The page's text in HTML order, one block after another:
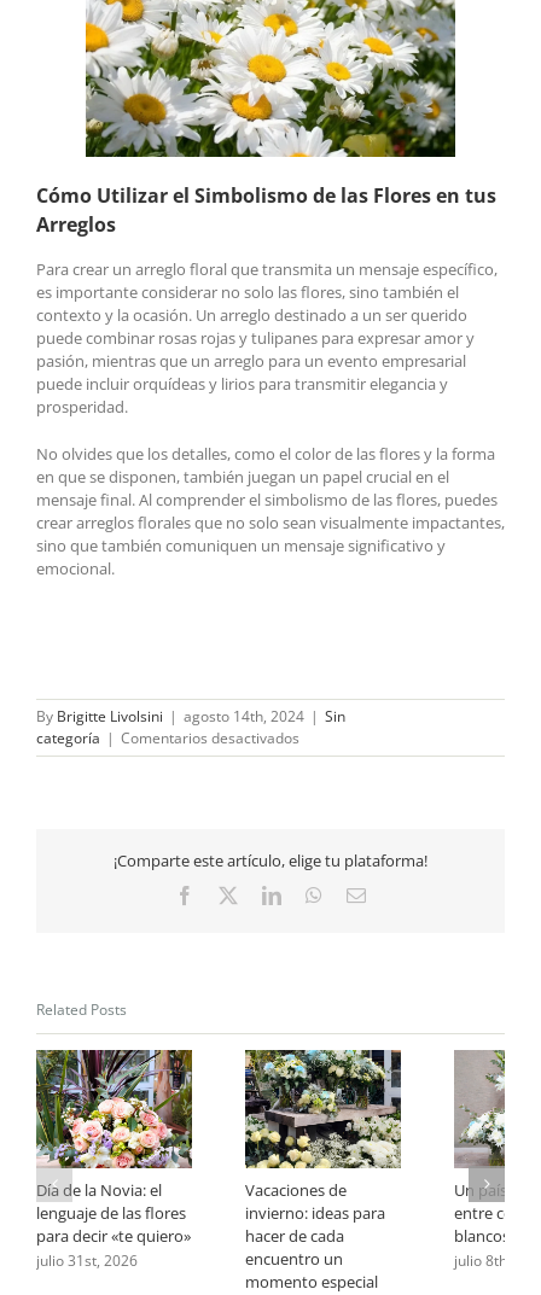
Cómo Utilizar el Simbolismo de las Flores en tus
Arreglos
Para crear un arreglo floral que transmita un mensaje específico,
es importante considerar no solo las flores, sino también el
contexto y la ocasión. Un arreglo destinado a un ser querido
puede combinar rosas rojas y tulipanes para expresar amor y
pasión, mientras que un arreglo para un evento empresarial
puede incluir orquídeas y lirios para transmitir elegancia y
prosperidad.
No olvides que los detalles, como el color de las flores y la forma
en que se disponen, también juegan un papel crucial en el
mensaje final. Al comprender el simbolismo de las flores, puedes
crear arreglos florales que no solo sean visualmente impactantes,
sino que también comuniquen un mensaje significativo y
emocional.
By Brigitte Livolsini | agosto 14th, 2024 | Sin
categoría | Comentarios desactivados
El
en
los
¡Comparte este artículo, elige tu plataforma!
Facebook LinkedInWhatsApp
Email
Related Posts
Día de la Novia: el
lenguaje de las flores
para decir «te quiero»
julio 31st, 2026
Vacaciones de
invierno: ideas para
hacer de cada
encuentro un
momento especial
Un país
entre
blancos
julio 8th,